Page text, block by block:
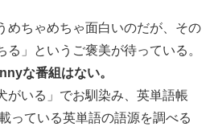
めちゃめちゃ面白いのだが、その
る」というご褒美が待っている。
な番組はない。
がいる」でお馴染み、英単語帳
っている英単語の語源を調べる